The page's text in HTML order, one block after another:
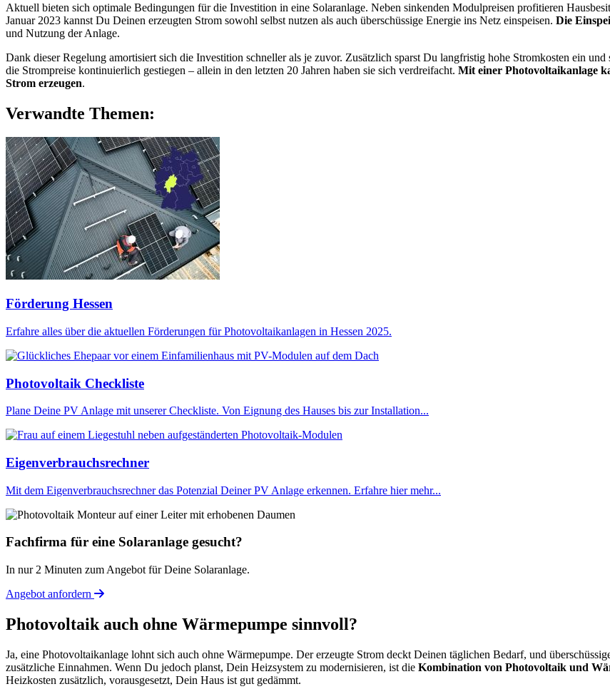
Aktuell bieten sich optimale Bedingungen für die Investition in eine Solaranlage. Neben sinkenden Modulpreisen profitieren
Januar 2023 kannst Du Deinen erzeugten Strom sowohl selbst nutzen als auch überschüssige Energie ins Netz einspeisen. Die
und Nutzung der Anlage.
Dank dieser Regelung amortisiert sich die Investition schneller als je zuvor. Zusätzlich sparst Du langfristig hohe Stromkosten ein
die Strompreise kontinuierlich gestiegen – allein in den letzten 20 Jahren haben sie sich verdreifacht. Mit einer Photovoltaikanlage
Strom erzeugen.
Verwandte Themen:
Förderung Hessen
Erfahre alles über die aktuellen Förderungen für Photovoltaikanlagen in Hessen 2025.
Photovoltaik Checkliste
Plane Deine PV Anlage mit unserer Checkliste. Von Eignung des Hauses bis zur Installation...
Eigenverbrauchsrechner
Mit dem Eigenverbrauchsrechner das Potenzial Deiner PV Anlage erkennen. Erfahre hier mehr...
Fachfirma für eine Solaranlage gesucht?
In nur 2 Minuten zum Angebot für Deine Solaranlage.
Angebot anfordern
Photovoltaik auch ohne Wärmepumpe sinnvoll?
Ja, eine Photovoltaikanlage lohnt sich auch ohne Wärmepumpe. Der erzeugte Strom deckt Deinen täglichen Bedarf, und
zusätzliche Einnahmen. Wenn Du jedoch planst, Dein Heizsystem zu modernisieren, ist die Kombination von Photovoltaik und
Heizkosten zusätzlich, vorausgesetzt, Dein Haus ist gut gedämmt.